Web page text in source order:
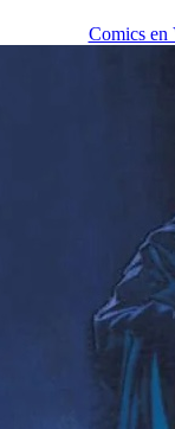
Comics en